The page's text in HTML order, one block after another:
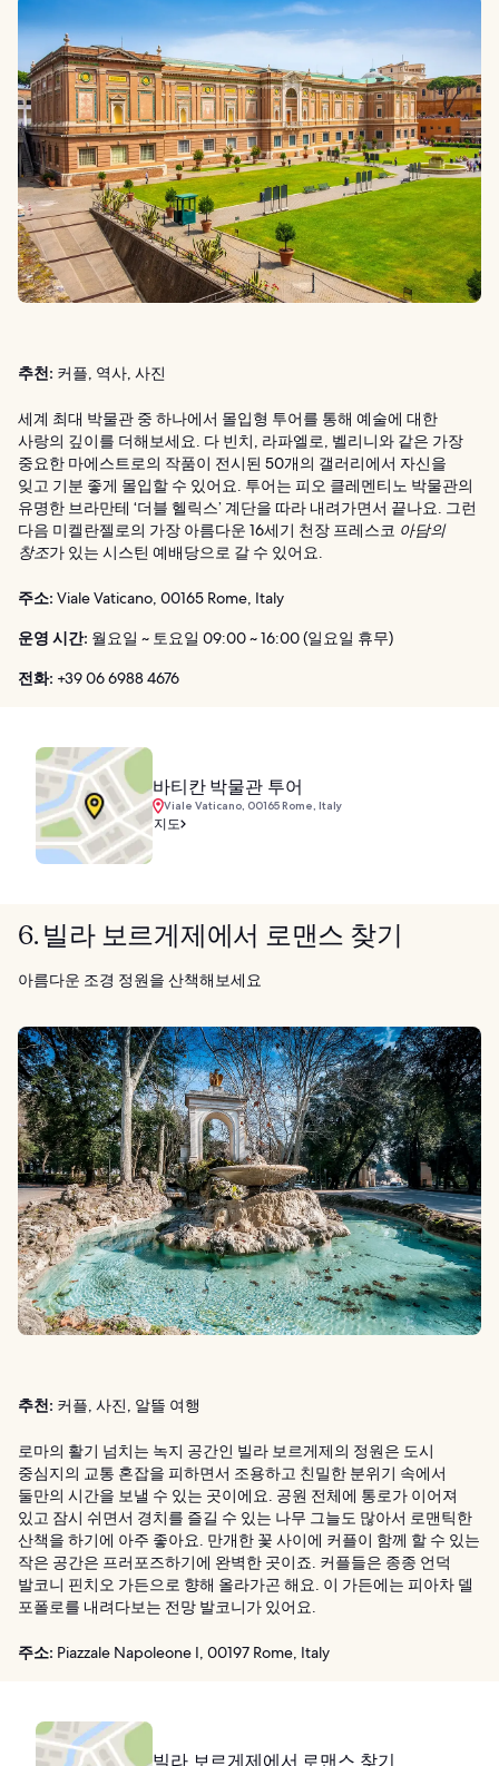
추천: 커플, 역사, 사진
세계 최대 박물관 중 하나에서 몰입형 투어를 통해 예술에 대한
사랑의 깊이를 더해보세요. 다 빈치, 라파엘로, 벨리니와 같은 가장
중요한 마에스트로의 작품이 전시된 50개의 갤러리에서 자신을
잊고 기분 좋게 몰입할 수 있어요. 투어는 피오 클레멘티노 박물관의
유명한 브라만테 ‘더블 헬릭스’ 계단을 따라 내려가면서 끝나요. 그런
다음 미켈란젤로의 가장 아름다운 16세기 천장 프레스코 아담의
창조가 있는 시스틴 예배당으로 갈 수 있어요.
주소: Viale Vaticano, 00165 Rome, Italy
운영 시간: 월요일 ~ 토요일 09:00 ~ 16:00 (일요일 휴무)
전화: +39 06 6988 4676
바티칸 박물관 투어
Viale Vaticano, 00165 Rome, Italy
지도
6. 빌라 보르게제에서 로맨스 찾기
아름다운 조경 정원을 산책해보세요
추천: 커플, 사진, 알뜰 여행
로마의 활기 넘치는 녹지 공간인 빌라 보르게제의 정원은 도시
중심지의 교통 혼잡을 피하면서 조용하고 친밀한 분위기 속에서
둘만의 시간을 보낼 수 있는 곳이에요. 공원 전체에 통로가 이어져
있고 잠시 쉬면서 경치를 즐길 수 있는 나무 그늘도 많아서 로맨틱한
산책을 하기에 아주 좋아요. 만개한 꽃 사이에 커플이 함께 할 수 있는
작은 공간은 프러포즈하기에 완벽한 곳이죠. 커플들은 종종 언덕
발코니 핀치오 가든으로 향해 올라가곤 해요. 이 가든에는 피아차 델
포폴로를 내려다보는 전망 발코니가 있어요.
주소: Piazzale Napoleone I, 00197 Rome, Italy